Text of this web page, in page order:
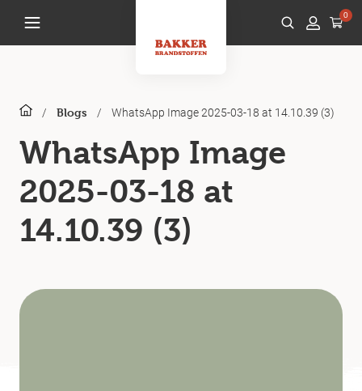
0
/ Blogs / WhatsApp Image 2025-03-18 at 14.10.39 (3)
WhatsApp Image
2025-03-18 at
14.10.39 (3)